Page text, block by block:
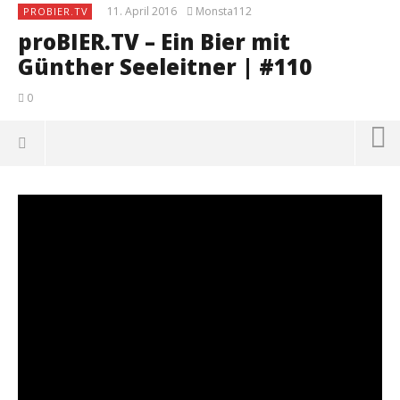
PROBIER.TV 11. April 2016 Monsta112
proBIER.TV – Ein Bier mit
Günther Seeleitner | #110
0